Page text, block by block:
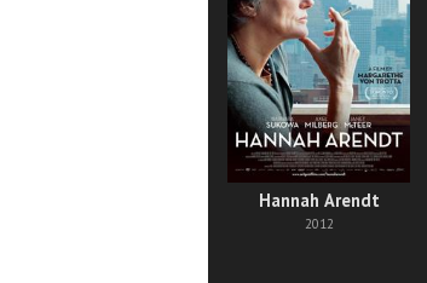
Hannah Arendt
2012